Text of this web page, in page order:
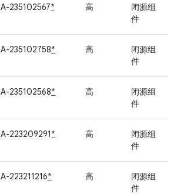
A-235102567* 高
闭源组
件
A-235102758* 高
闭源组
件
A-235102568* 高
闭源组
件
A-223209291* 高
闭源组
件
A-223211216* 高
闭源组
件